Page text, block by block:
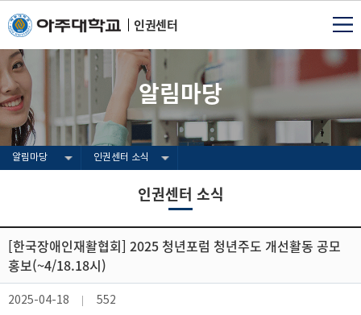
인권센터
알림마당
알림마당 인권센터 소식
인권센터 소식
[한국장애인재활협회] 2025 청년포럼 청년주도 개선활동 공모
홍보(~4/18.18시)
2025-04-18 552